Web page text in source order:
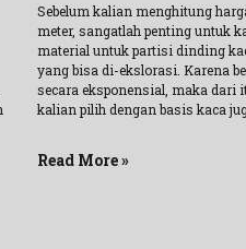
Sebelum kalian menghitung
meter, sangatlah penting untuk
material untuk partisi dinding
yang bisa di-ekslorasi. Karena
secara eksponensial, maka dari
kalian pilih dengan basis kaca
Read More »